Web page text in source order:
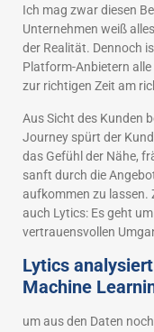
Ich mag zwar diesen
Unternehmen weiß
der Realität. Dennoch
Platform-Anbietern
zur richtigen Zeit am
Aus Sicht des Kunden
Journey spürt der
das Gefühl der Nähe,
sanft durch die
aufkommen zu
auch Lytics: Es geht
vertrauensvollen
Lytics
Machine
um aus den Daten